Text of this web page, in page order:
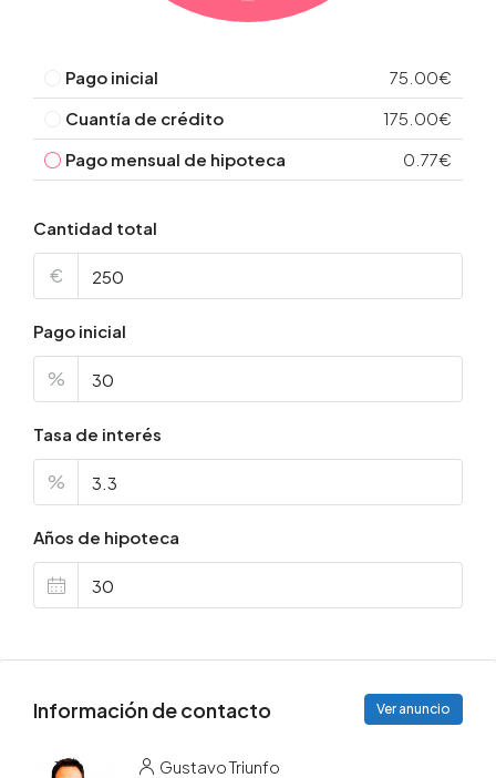
Pago inicial
75.00€
Cuantía de crédito
175.00€
Pago mensual de hipoteca
0.77€
Cantidad total
€
Pago inicial
%
Tasa de interés
%
Años de hipoteca
Información de contacto Ver anuncio
Gustavo Triunfo